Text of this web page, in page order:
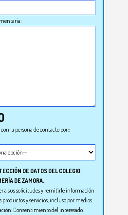
la persona de contacto por::
DE DATOS DEL COLEGIO
DE ZAMORA.
a sus solicitudes y remitirle información
y servicios, incluso por medios
Consentimiento del interesado.